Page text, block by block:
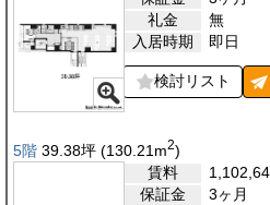
礼金
無
入居時期
即日
検討リスト
5階 39.38坪 (130.21 m2)
賃料
保証金
3ヶ月